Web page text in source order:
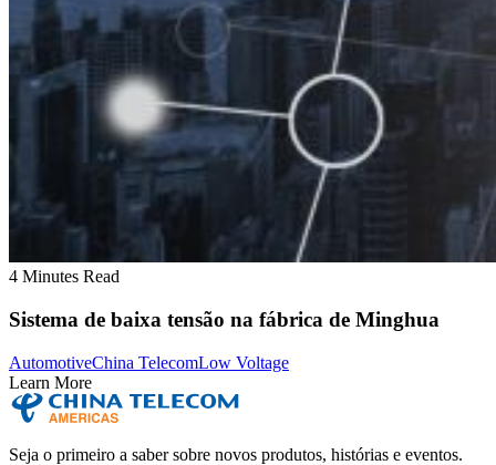
4 Minutes Read
Sistema de baixa tensão na fábrica de Minghua
AutomotiveChina TelecomLow Voltage
Learn More
Seja o primeiro a saber sobre novos produtos, histórias e eventos.